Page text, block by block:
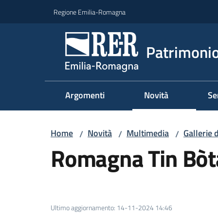
Regione Emilia-Romagna
Argomenti Novità
Home / Novità / Multimedia / Gallerie
Romagna Tin
Ultimo aggiornamento: 14-11-2024 14:46